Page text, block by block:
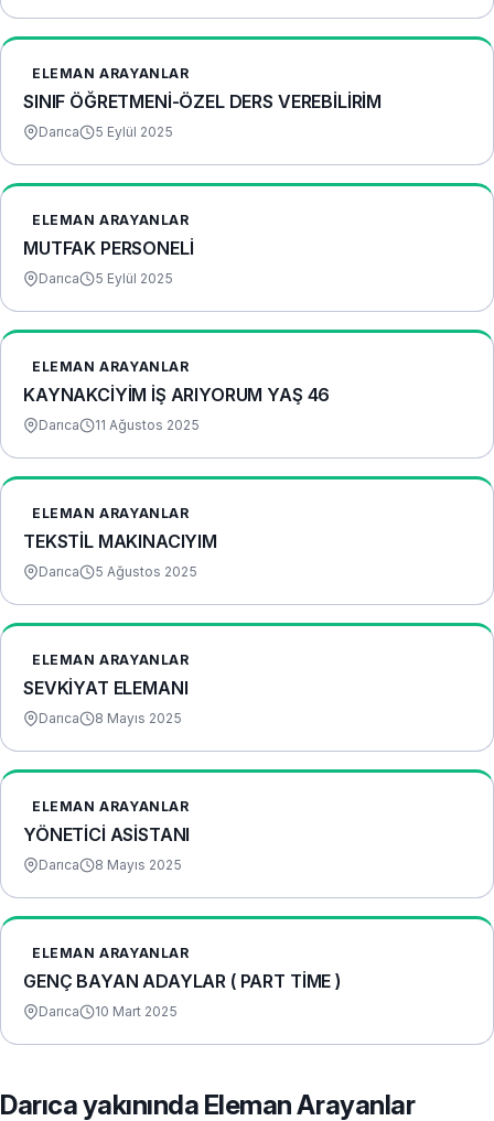
ELEMAN ARAYANLAR
SINIF ÖĞRETMENİ-ÖZEL DERS VEREBİLİRİM
Darıca 5 Eylül 2025
ELEMAN ARAYANLAR
MUTFAK PERSONELİ
Darıca 5 Eylül 2025
ELEMAN ARAYANLAR
KAYNAKCİYİM İŞ ARIYORUM YAŞ 46
Darıca 11 Ağustos 2025
ELEMAN ARAYANLAR
TEKSTİL MAKINACIYIM
Darıca 5 Ağustos 2025
ELEMAN ARAYANLAR
SEVKİYAT ELEMANI
Darıca 8 Mayıs 2025
ELEMAN ARAYANLAR
YÖNETİCİ ASİSTANI
Darıca 8 Mayıs 2025
ELEMAN ARAYANLAR
GENÇ BAYAN ADAYLAR ( PART TİME )
Darıca 10 Mart 2025
Darıca yakınında Eleman Arayanlar